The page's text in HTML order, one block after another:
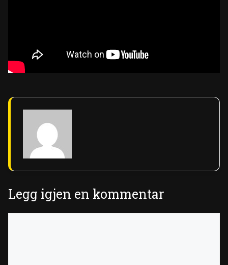
Legg igjen en kommentar